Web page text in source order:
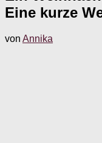
Eine kurze
von Annika